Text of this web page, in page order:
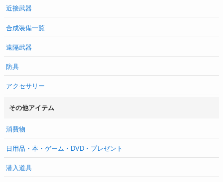
近接武器
合成装備一覧
遠隔武器
防具
アクセサリー
その他アイテム
消費物
日用品・本・ゲーム・DVD・プレゼント
潜入道具